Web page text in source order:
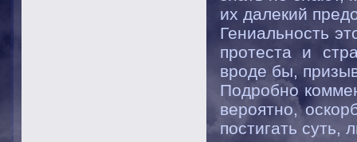
их далекий
Гениальность
протеста и
вроде бы,
Подробно
вероятно,
постигать суть,